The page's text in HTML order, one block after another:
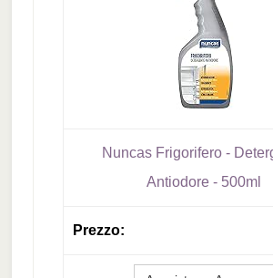
Nuncas Frigorifero -
Antiodore - 500ml